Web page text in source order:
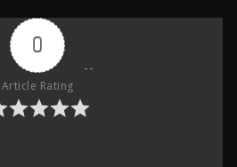
0
Article Rating